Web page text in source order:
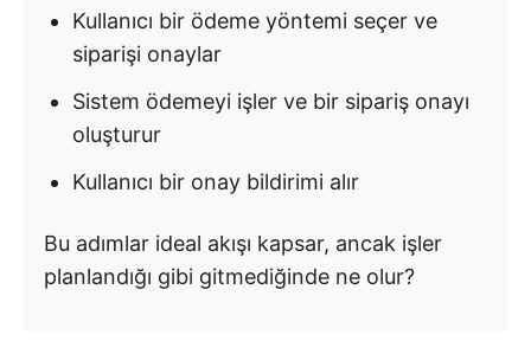
Kullanıcı bir ödeme yöntemi seçer ve
siparişi onaylar
Sistem ödemeyi işler ve bir sipariş onayı
oluşturur
Kullanıcı bir onay bildirimi alır
Bu adımlar ideal akışı kapsar, ancak işler
planlandığı gibi gitmediğinde ne olur?